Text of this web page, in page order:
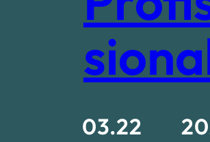
03.22